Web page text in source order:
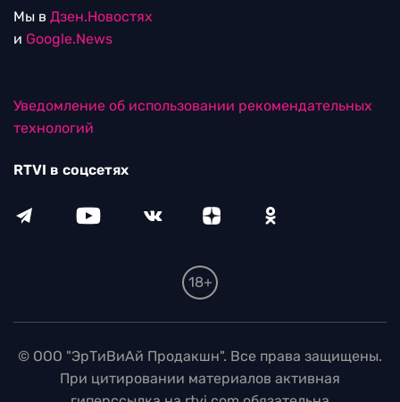
Мы в Дзен.Новостях
и Google.News
Уведомление об использовании рекомендательных
технологий
RTVI в соцсетях
18+
© ООО "ЭрТиВиАй Продакшн". Все права защищены.
При цитировании материалов активная